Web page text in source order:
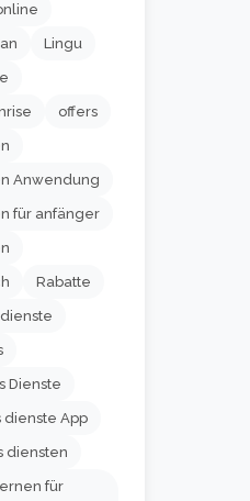
Lingu
offers
Anwendung
für anfänger
Rabatte
Dienste
dienste App
diensten
für